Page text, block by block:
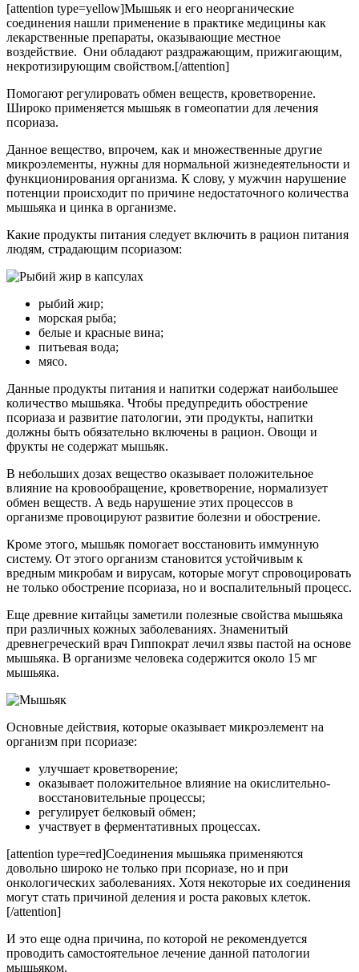
[attention type=yellow]Мышьяк и его неорганические
соединения нашли применение в практике медицины как
лекарственные препараты, оказывающие местное
воздействие. Они обладают раздражающим, прижигающим,
некротизирующим свойством.[/attention]
Помогают регулировать обмен веществ, кроветворение.
Широко применяется мышьяк в гомеопатии для лечения
псориаза.
Данное вещество, впрочем, как и множественные другие
микроэлементы, нужны для нормальной жизнедеятельности и
функционирования организма. К слову, у мужчин нарушение
потенции происходит по причине недостаточного количества
мышьяка и цинка в организме.
Какие продукты питания следует включить в рацион питания
людям, страдающим псориазом:
рыбий жир;
морская рыба;
белые и красные вина;
питьевая вода;
мясо.
Данные продукты питания и напитки содержат наибольшее
количество мышьяка. Чтобы предупредить обострение
псориаза и развитие патологии, эти продукты, напитки
должны быть обязательно включены в рацион. Овощи и
фрукты не содержат мышьяк.
В небольших дозах вещество оказывает положительное
влияние на кровообращение, кроветворение, нормализует
обмен веществ. А ведь нарушение этих процессов в
организме провоцируют развитие болезни и обострение.
Кроме этого, мышьяк помогает восстановить иммунную
систему. От этого организм становится устойчивым к
вредным микробам и вирусам, которые могут спровоцировать
не только обострение псориаза, но и воспалительный процесс.
Еще древние китайцы заметили полезные свойства мышьяка
при различных кожных заболеваниях. Знаменитый
древнегреческий врач Гиппократ лечил язвы пастой на основе
мышьяка. В организме человека содержится около 15 мг
мышьяка.
Основные действия, которые оказывает микроэлемент на
организм при псориазе:
улучшает кроветворение;
оказывает положительное влияние на окислительно-
восстановительные процессы;
регулирует белковый обмен;
участвует в ферментативных процессах.
[attention type=red]Соединения мышьяка применяются
довольно широко не только при псориазе, но и при
онкологических заболеваниях. Хотя некоторые их соединения
могут стать причиной деления и роста раковых клеток.
[/attention]
И это еще одна причина, по которой не рекомендуется
проводить самостоятельное лечение данной патологии
мышьяком.